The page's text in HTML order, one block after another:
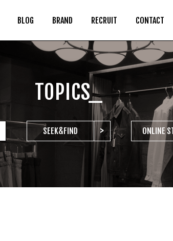
BLOG BRAND RECRUIT CONTACT
TOPICS_
SEEK&FIND > ONLINE